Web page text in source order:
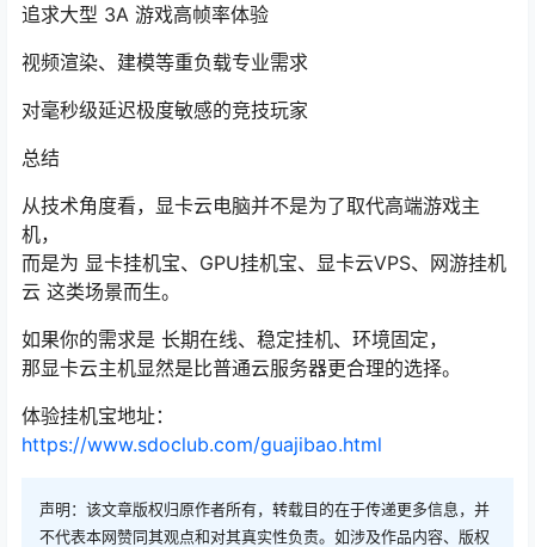
追求大型 3A 游戏高帧率体验
视频渲染、建模等重负载专业需求
对毫秒级延迟极度敏感的竞技玩家
总结
从技术角度看，显卡云电脑并不是为了取代高端游戏主
机，
而是为 显卡挂机宝、GPU挂机宝、显卡云VPS、网游挂机
云 这类场景而生。
如果你的需求是 长期在线、稳定挂机、环境固定，
那显卡云主机显然是比普通云服务器更合理的选择。
体验挂机宝地址：
https://www.sdoclub.com/guajibao.html
声明：该文章版权归原作者所有，转载目的在于传递更多信息，并
不代表本网赞同其观点和对其真实性负责。如涉及作品内容、版权